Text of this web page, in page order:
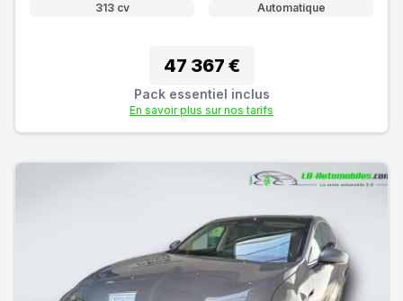
313 cv
Automatique
47 367 €
Pack essentiel inclus
En savoir plus sur nos tarifs